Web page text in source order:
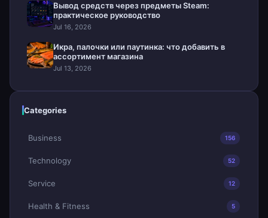
Вывод средств через предметы Steam:
практическое руководство
Jul 16, 2026
Икра, палочки или паутинка: что добавить в
ассортимент магазина
Jul 13, 2026
Categories
Business 156
Technology 52
Service 12
Health & Fitness 5